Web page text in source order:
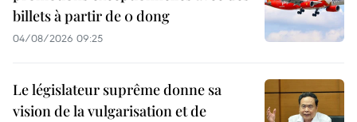
billets à partir de 0 dong
04/08/2026 09:25
Le législateur suprême donne sa
vision de la vulgarisation et de